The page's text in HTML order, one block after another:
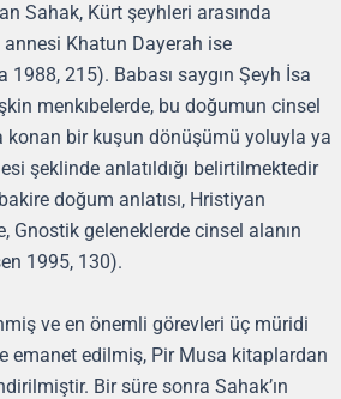
Sahak, Kürt şeyhleri arasında
Khatun Dayerah ise
215). Babası saygın Şeyh İsa
menkıbelerde, bu doğumun cinsel
konan bir kuşun dönüşümü yoluyla ya
şeklinde anlatıldığı belirtilmektedir
doğum anlatısı, Hristiyan
geleneklerde cinsel alanın
1995, 130).
ve en önemli görevleri üç müridi
emanet edilmiş, Pir Musa kitaplardan
Bir süre sonra Sahak’ın